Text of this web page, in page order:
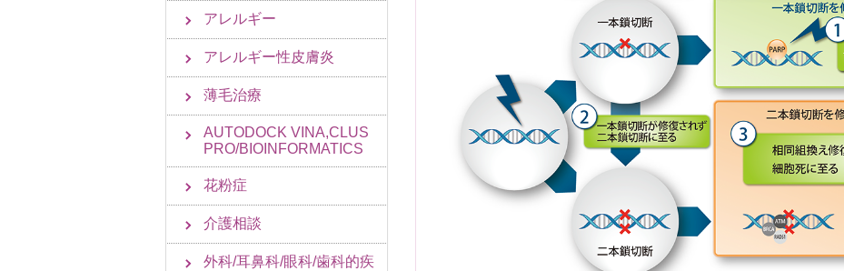
アレルギー
アレルギー性皮膚炎
薄毛治療
AUTODOCK VINA,CLUS
PRO/BIOINFORMATICS
花粉症
介護相談
外科/耳鼻科/眼科/歯科的疾